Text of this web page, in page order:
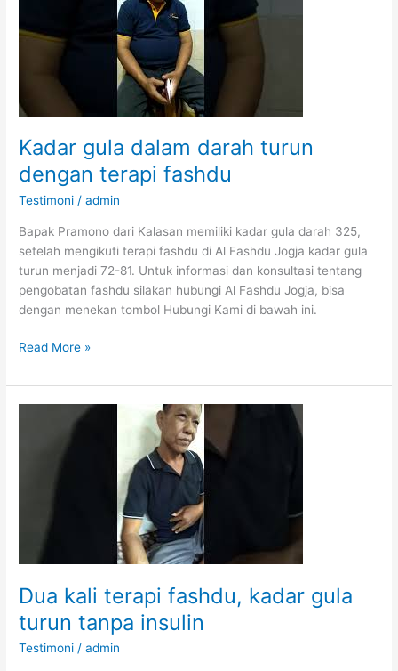
Kadar gula dalam darah turun
dengan terapi fashdu
Testimoni /admin
Bapak Pramono dari Kalasan memiliki kadar gula darah 325,
setelah mengikuti terapi fashdu di Al Fashdu Jogja kadar gula
turun menjadi 72-81. Untuk informasi dan konsultasi tentang
pengobatan fashdu silakan hubungi Al Fashdu Jogja, bisa
dengan menekan tombol Hubungi Kami di bawah ini.
Kadar
dalam
darah
Read More »
Dua kali terapi fashdu, kadar gula
turun tanpa insulin
Testimoni /admin